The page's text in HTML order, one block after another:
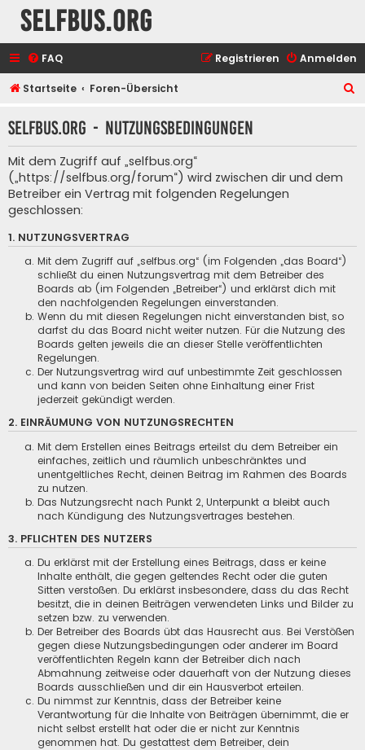
selfbus.org
FAQ Anmelden
Registrieren
Startseite Foren-Übersicht
h
selfbus.org - Nutzungsbedingungen
Mit dem Zugriff auf „selfbus.org“
(„https://selfbus.org/forum“) wird zwischen dir und dem
Betreiber ein Vertrag mit folgenden Regelungen
geschlossen:
1. NUTZUNGSVERTRAG
Mit dem Zugriff auf „selfbus.org“ (im Folgenden „das Board“)
schließt du einen Nutzungsvertrag mit dem Betreiber des
Boards ab (im Folgenden „Betreiber“) und erklärst dich mit
den nachfolgenden Regelungen einverstanden.
Wenn du mit diesen Regelungen nicht einverstanden bist, so
darfst du das Board nicht weiter nutzen. Für die Nutzung des
Boards gelten jeweils die an dieser Stelle veröffentlichten
Regelungen.
Der Nutzungsvertrag wird auf unbestimmte Zeit geschlossen
und kann von beiden Seiten ohne Einhaltung einer Frist
jederzeit gekündigt werden.
2. EINRÄUMUNG VON NUTZUNGSRECHTEN
Mit dem Erstellen eines Beitrags erteilst du dem Betreiber ein
einfaches, zeitlich und räumlich unbeschränktes und
unentgeltliches Recht, deinen Beitrag im Rahmen des Boards
zu nutzen.
Das Nutzungsrecht nach Punkt 2, Unterpunkt a bleibt auch
nach Kündigung des Nutzungsvertrages bestehen.
3. PFLICHTEN DES NUTZERS
Du erklärst mit der Erstellung eines Beitrags, dass er keine
Inhalte enthält, die gegen geltendes Recht oder die guten
Sitten verstoßen. Du erklärst insbesondere, dass du das Recht
besitzt, die in deinen Beiträgen verwendeten Links und Bilder zu
setzen bzw. zu verwenden.
Der Betreiber des Boards übt das Hausrecht aus. Bei Verstößen
gegen diese Nutzungsbedingungen oder anderer im Board
veröffentlichten Regeln kann der Betreiber dich nach
Abmahnung zeitweise oder dauerhaft von der Nutzung dieses
Boards ausschließen und dir ein Hausverbot erteilen.
Du nimmst zur Kenntnis, dass der Betreiber keine
Verantwortung für die Inhalte von Beiträgen übernimmt, die er
nicht selbst erstellt hat oder die er nicht zur Kenntnis
genommen hat. Du gestattest dem Betreiber, dein